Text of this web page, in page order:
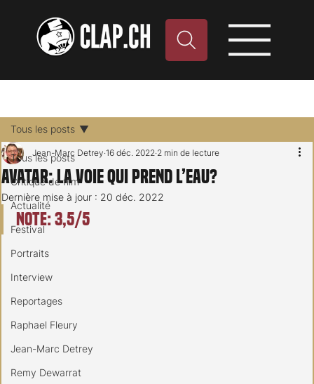
Tous les posts
Critique de film
Actualité
Festival
Portraits
Interview
Reportages
Raphael Fleury
Jean-Marc Detrey
Remy Dewarrat
Tous les posts
Avatar: La voie qui prend l’eau?
Jean-Marc Detrey 16 déc. 2022 2 min de lecture
Dernière mise à jour : 20 déc. 2022
Note: 3,5/5